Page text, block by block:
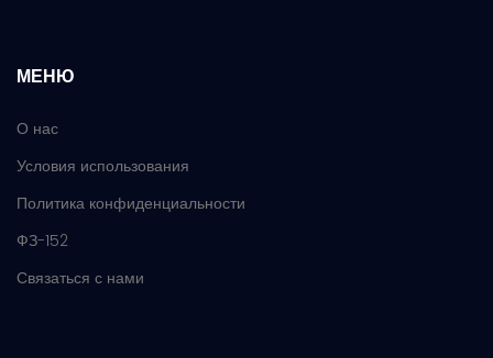
МЕНЮ
О нас
Условия использования
Политика конфиденциальности
ФЗ-152
Связаться с нами